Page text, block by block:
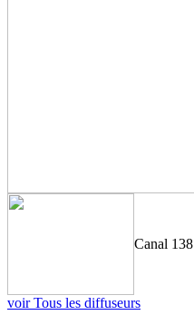
Canal 138
voir Tous les diffuseurs